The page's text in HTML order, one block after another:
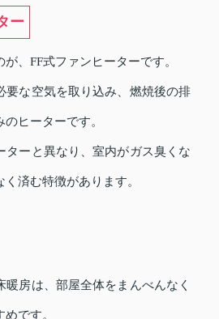
ー
、FF式ファンヒーターです。
要な空気を取り込み、燃焼後の排
ヒーターです。
ターと異なり、室内がガス臭くな
済む特徴があります。
暖房は、部屋全体をまんべんなく
です。